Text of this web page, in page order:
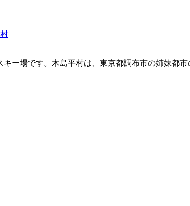
ー場です。木島平村は、東京都調布市の姉妹都